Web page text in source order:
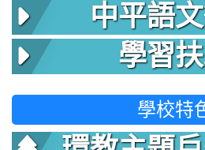
中平語
學習
學校特